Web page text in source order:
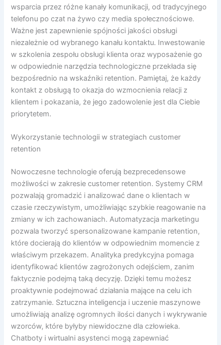
wsparcia przez różne kanały komunikacji, od tradycyjnego
telefonu po czat na żywo czy media społecznościowe.
Ważne jest zapewnienie spójności jakości obsługi
niezależnie od wybranego kanału kontaktu. Inwestowanie
w szkolenia zespołu obsługi klienta oraz wyposażenie go
w odpowiednie narzędzia technologiczne przekłada się
bezpośrednio na wskaźniki retention. Pamiętaj, że każdy
kontakt z obsługą to okazja do wzmocnienia relacji z
klientem i pokazania, że jego zadowolenie jest dla Ciebie
priorytetem.
Wykorzystanie technologii w strategiach customer
retention
Nowoczesne technologie oferują bezprecedensowe
możliwości w zakresie customer retention. Systemy CRM
pozwalają gromadzić i analizować dane o klientach w
czasie rzeczywistym, umożliwiając szybkie reagowanie na
zmiany w ich zachowaniach. Automatyzacja marketingu
pozwala tworzyć spersonalizowane kampanie retention,
które docierają do klientów w odpowiednim momencie z
właściwym przekazem. Analityka predykcyjna pomaga
identyfikować klientów zagrożonych odejściem, zanim
faktycznie podejmą taką decyzję. Dzięki temu możesz
proaktywnie podejmować działania mające na celu ich
zatrzymanie. Sztuczna inteligencja i uczenie maszynowe
umożliwiają analizę ogromnych ilości danych i wykrywanie
wzorców, które byłyby niewidoczne dla człowieka.
Chatboty i wirtualni asystenci mogą zapewniać